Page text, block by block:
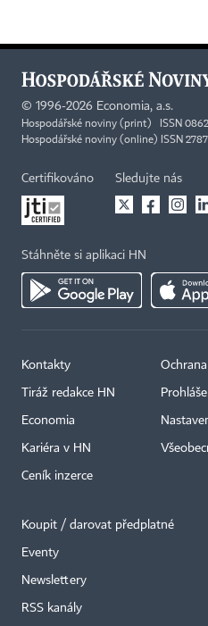
© 1996-2026 Economia, a.s.
Hospodářské noviny (print) ISSN
Hospodářské noviny (online) ISSN
Certifikováno Sledujte nás
Stáhněte si aplikaci HN
Kontakty
Tiráž redakce HN
Economia
Kariéra v HN
Ceník inzerce
Koupit / darovat předplatné
Eventy
Newslettery
RSS kanály